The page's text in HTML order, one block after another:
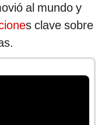
al mundo y
s clave sobre